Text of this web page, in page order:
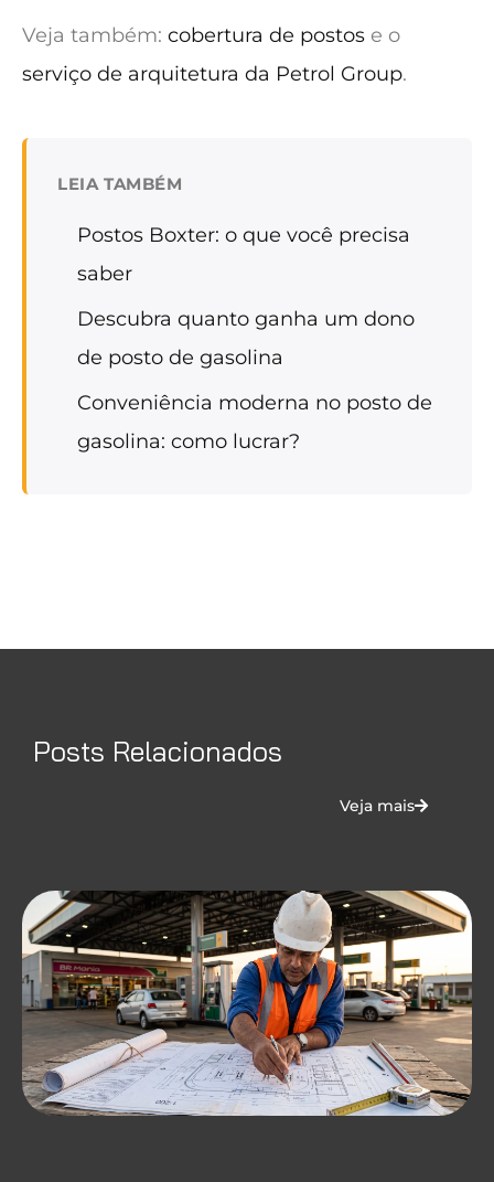
Veja também: cobertura de postos e o
serviço de arquitetura da Petrol Group.
LEIA TAMBÉM
Postos Boxter: o que você precisa
saber
Descubra quanto ganha um dono
de posto de gasolina
Conveniência moderna no posto de
gasolina: como lucrar?
Posts Relacionados
Veja mais